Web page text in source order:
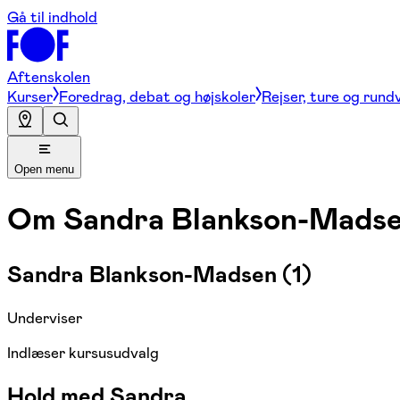
Gå til indhold
Aftenskolen
Kurser Foredrag, debat og højskoler Rejser, ture og
Open menu
Om Sandra Blankson-
Sandra Blankson-Madsen (1)
Underviser
Indlæser kursusudvalg